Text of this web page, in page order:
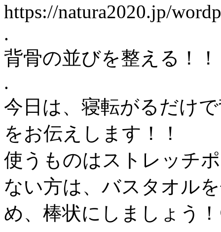
https://natura2020.jp/
.
背骨の並びを整える！！
.
今日は、寝転がるだけ
をお伝えします！！
使うものはストレッチ
ない方は、バスタオル
め、棒状にしましょう